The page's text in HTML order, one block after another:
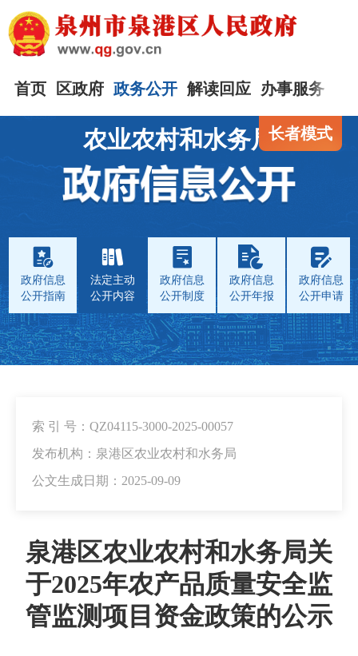
首页 区政府 政务公开 解读回应 办事服务
长者模式
农业农村和水务局
政府信息
公开指南
法定主动
公开内容
政府信息
公开制度
政府信息
公开年报
政府信息
公开申请
索 引 号：QZ04115-3000-2025-00057
发布机构：泉港区农业农村和水务局
公文生成日期：2025-09-09
泉港区农业农村和水务局关
于2025年农产品质量安全监
管监测项目资金政策的公示